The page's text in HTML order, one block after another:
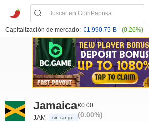
Capitalización de mercado: €1,990.75 B (0.26%)
Jamaica
JAM sin rango
€0.00
(0.00%)